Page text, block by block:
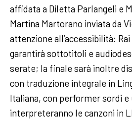
affidata a Diletta Parlangeli e
Martina Martorano inviata da
attenzione all’accessibilità:
garantirà sottotitoli e
serate; la finale sarà inoltre
con traduzione integrale in
Italiana, con performer sordi e
interpreteranno le canzoni in